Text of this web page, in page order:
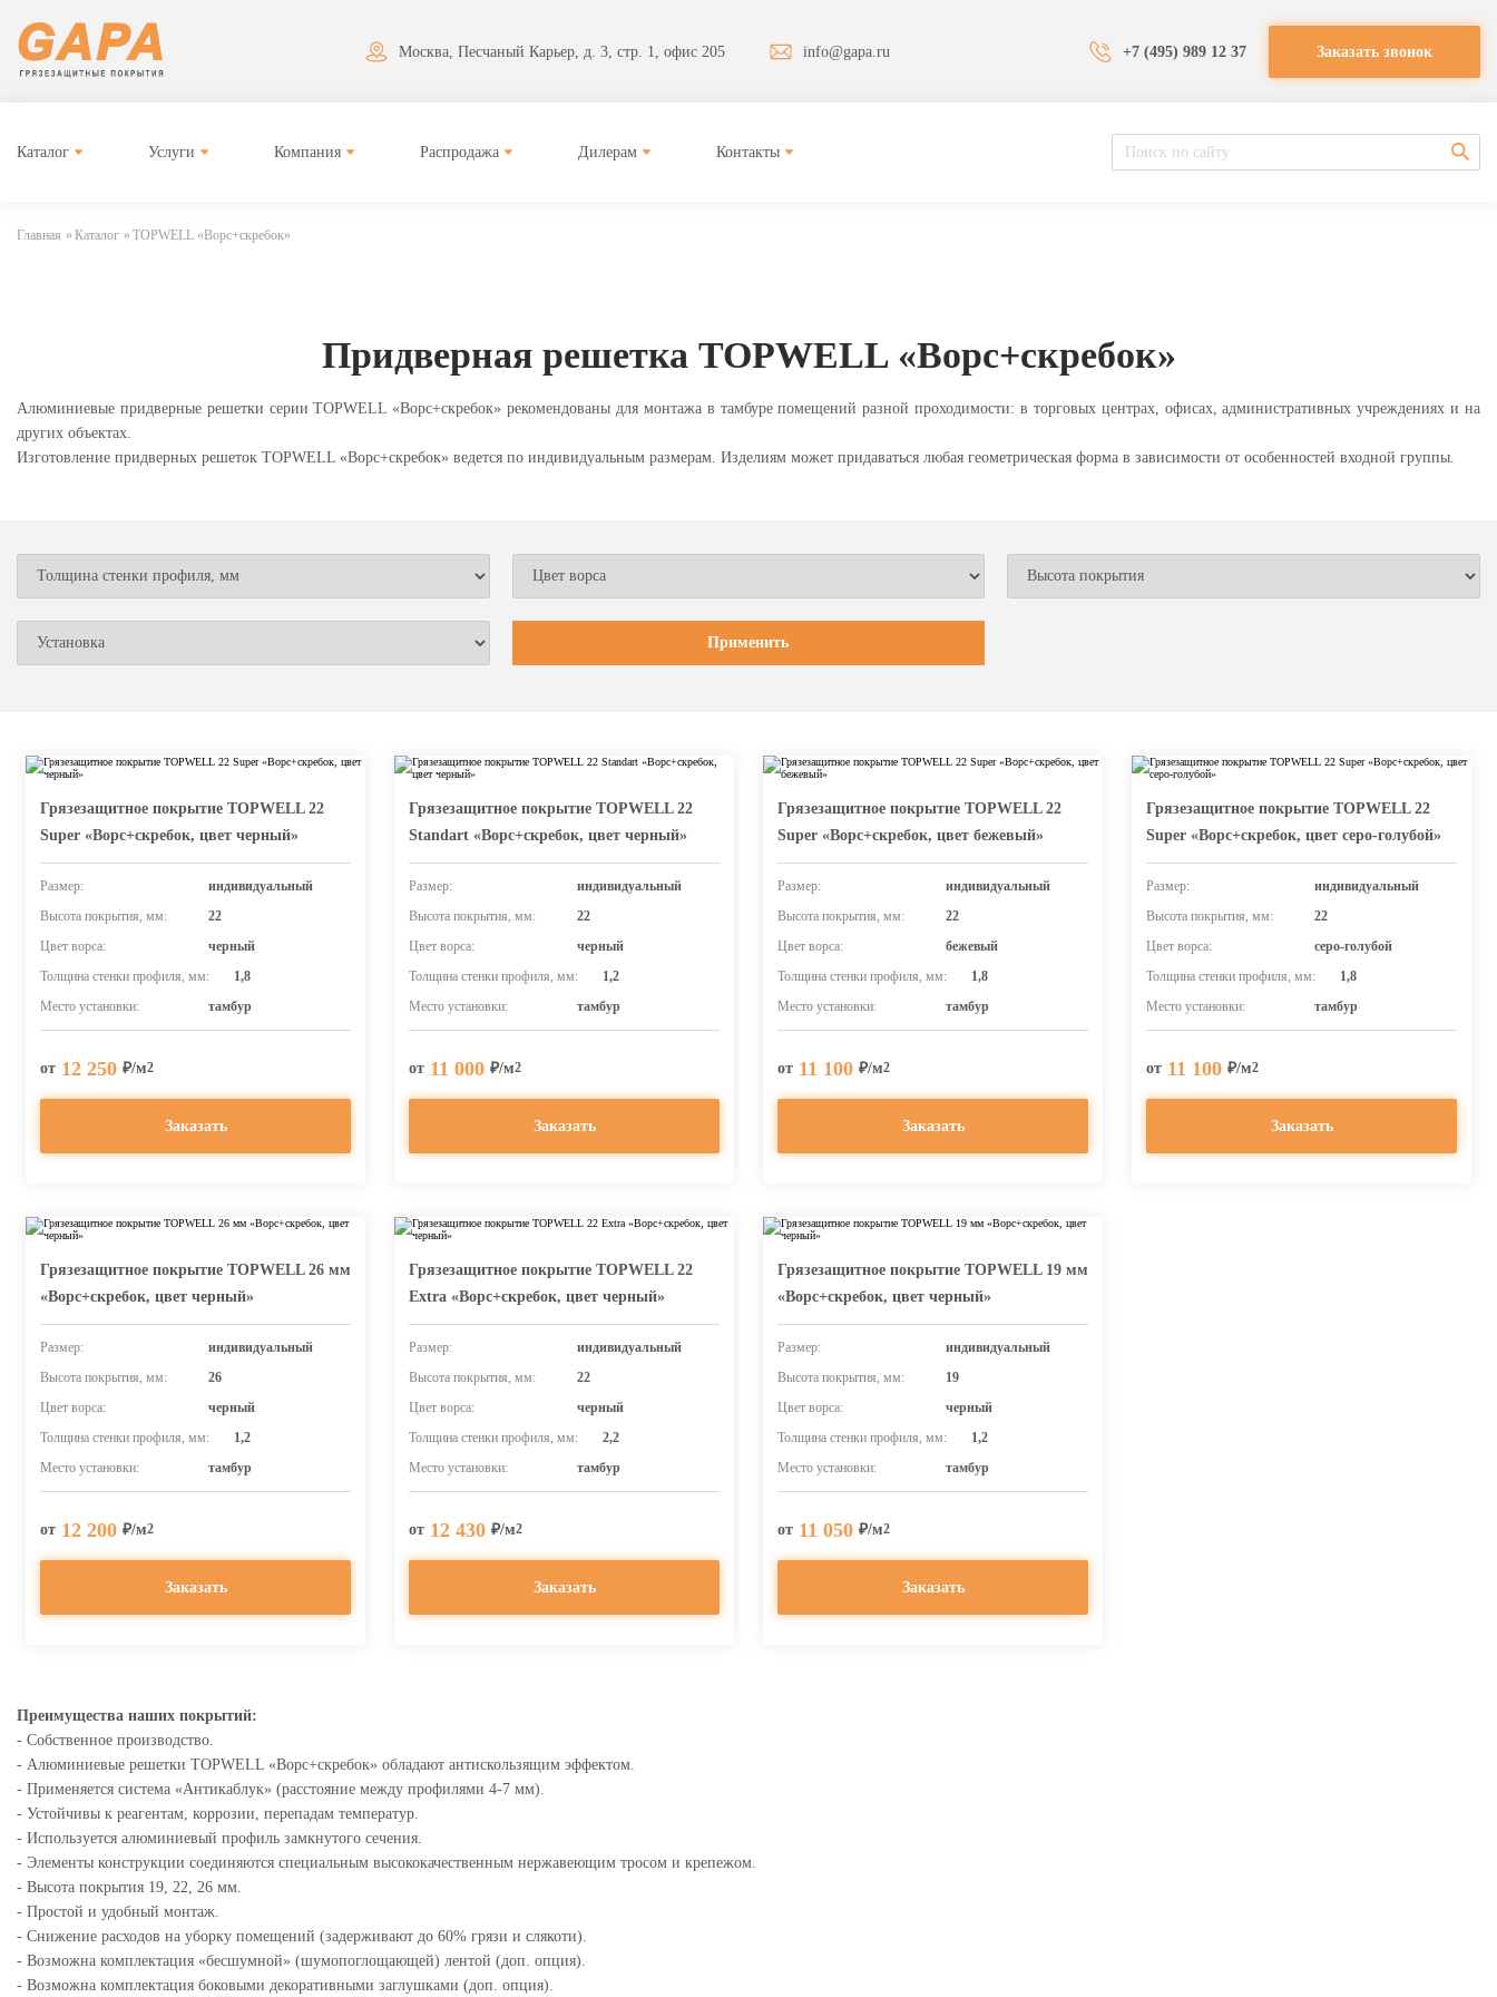
Москва, Песчаный Карьер, д. 3, стр. 1, офис 205 info@gapa.ru +7 (495) 989 12 37 Заказать звонок
Каталог Услуги Компания Распродажа Дилерам Контакты
Главная »Каталог »TOPWELL «Ворс+скребок»
Придверная решетка TOPWELL «Ворс+скребок»
Алюминиевые придверные решетки серии TOPWELL «Ворс+скребок» рекомендованы для монтажа в тамбуре помещений разной проходимости: в торговых центрах, офисах, административных учреждениях и на
других объектах.
Изготовление придверных решеток TOPWELL «Ворс+скребок» ведется по индивидуальным размерам. Изделиям может придаваться любая геометрическая форма в зависимости от особенностей входной группы.
Грязезащитное покрытие TOPWELL 22
Super «Ворс+скребок, цвет черный»
Размер:
индивидуальный
Высота покрытия, мм:
22
Цвет ворса:
черный
Толщина стенки профиля, мм:
1,8
Место установки:
тамбур
от 12 250 ₽/м2
Заказать
Грязезащитное покрытие TOPWELL 22
Standart «Ворс+скребок, цвет черный»
Размер:
индивидуальный
Высота покрытия, мм:
22
Цвет ворса:
черный
Толщина стенки профиля, мм:
1,2
Место установки:
тамбур
от 11 000 ₽/м2
Заказать
Грязезащитное покрытие TOPWELL 22
Super «Ворс+скребок, цвет бежевый»
Размер:
индивидуальный
Высота покрытия, мм:
22
Цвет ворса:
бежевый
Толщина стенки профиля, мм:
1,8
Место установки:
тамбур
от 11 100 ₽/м2
Заказать
Грязезащитное покрытие TOPWELL 22
Super «Ворс+скребок, цвет серо-голубой»
Размер:
индивидуальный
Высота покрытия, мм:
22
Цвет ворса:
серо-голубой
Толщина стенки профиля, мм:
1,8
Место установки:
тамбур
от 11 100 ₽/м2
Заказать
Грязезащитное покрытие TOPWELL 26 мм
«Ворс+скребок, цвет черный»
Размер:
индивидуальный
Высота покрытия, мм:
26
Цвет ворса:
черный
Толщина стенки профиля, мм:
1,2
Место установки:
тамбур
от 12 200 ₽/м2
Заказать
Грязезащитное покрытие TOPWELL 22
Extra «Ворс+скребок, цвет черный»
Размер:
индивидуальный
Высота покрытия, мм:
22
Цвет ворса:
черный
Толщина стенки профиля, мм:
2,2
Место установки:
тамбур
от 12 430 ₽/м2
Заказать
Грязезащитное покрытие TOPWELL 19 мм
«Ворс+скребок, цвет черный»
Размер:
индивидуальный
Высота покрытия, мм:
19
Цвет ворса:
черный
Толщина стенки профиля, мм:
1,2
Место установки:
тамбур
от 11 050 ₽/м2
Заказать
Преимущества наших покрытий:
- Собственное производство.
- Алюминиевые решетки TOPWELL «Ворс+скребок» обладают антискользящим эффектом.
- Применяется система «Антикаблук» (расстояние между профилями 4-7 мм).
- Устойчивы к реагентам, коррозии, перепадам температур.
- Используется алюминиевый профиль замкнутого сечения.
- Элементы конструкции соединяются специальным высококачественным нержавеющим тросом и крепежом.
- Высота покрытия 19, 22, 26 мм.
- Простой и удобный монтаж.
- Снижение расходов на уборку помещений (задерживают до 60% грязи и слякоти).
- Возможна комплектация «бесшумной» (шумопоглощающей) лентой (доп. опция).
- Возможна комплектация боковыми декоративными заглушками (доп. опция).